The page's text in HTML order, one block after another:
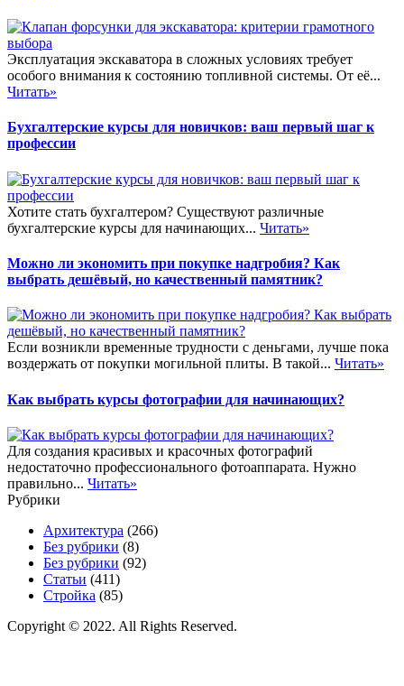
Эксплуатация экскаватора в сложных условиях требует
особого внимания к состоянию топливной системы. От её...
Читать»
Бухгалтерские курсы для новичков: ваш первый шаг к
профессии
Хотите стать бухгалтером? Существуют различные
бухгалтерские курсы для начинающих... Читать»
Можно ли экономить при покупке надгробия? Как
выбрать дешёвый, но качественный памятник?
Если возникли временные трудности с деньгами, лучше пока
воздержать от покупки могильной плиты. В такой... Читать»
Как выбрать курсы фотографии для начинающих?
Для создания красивых и красочных фотографий
недостаточно профессионального фотоаппарата. Нужно
правильно... Читать»
Рубрики
Архитектура (266)
Без рубрики (8)
Без рубрики (92)
Статьи (411)
Стройка (85)
Copyright © 2022. All Rights Reserved.